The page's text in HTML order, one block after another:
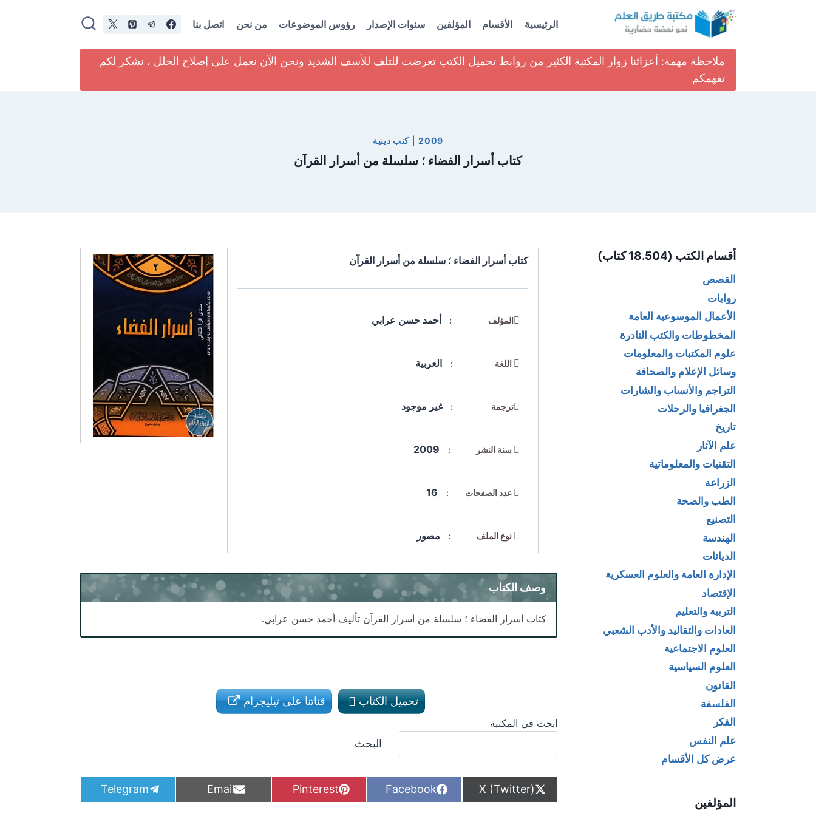
الرئيسية الأقسام المؤلفين سنوات الإصدار رؤوس الموضوعات من نحن اتصل بنا
ملاحظة مهمة: أعزائنا زوار المكتبة الكثير من روابط تحميل الكتب تعرضت للتلف للأسف الشديد ونحن الآن نعمل على إصلاح الخلل ، نشكر لكم
تفهمكم
2009
| كتب دينية
كتاب أسرار الفضاء ؛ سلسلة من أسرار القرآن
كتاب أسرار الفضاء ؛ سلسلة من أسرار القرآن
المؤلف : أحمد حسن عرابي
اللغة : العربية
ترجمة : غير موجود
سنة النشر : 2009
عدد الصفحات : 16
نوع الملف : مصور
وصف الكتاب
كتاب أسرار الفضاء ؛ سلسلة من أسرار القرآن تأليف أحمد حسن عرابي.
تحميل الكتاب قناتنا على تيليجرام
ابحث في المكتبة
البحث
S
h
X (Twitter)
S
h
Facebook
S
h
Pinterest
S
h
Email
S
h
Telegram
أقسام الكتب (18.504 كتاب)
القصص
روايات
الأعمال الموسوعية العامة
المخطوطات والكتب النادرة
علوم المكتبات والمعلومات
وسائل الإعلام والصحافة
التراجم والأنساب والشارات
الجغرافيا والرحلات
تاريخ
علم الآثار
التقنيات والمعلوماتية
الزراعة
الطب والصحة
التصنيع
الهندسة
الديانات
الإدارة العامة والعلوم العسكرية
الإقتصاد
التربية والتعليم
العادات والتقاليد والأدب الشعبي
العلوم الاجتماعية
العلوم السياسية
القانون
الفلسفة
الفكر
علم النفس
عرض كل الأقسام
المؤلفين